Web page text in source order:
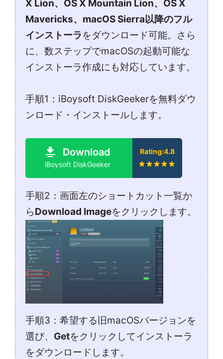
X Lion、OS X Mountain Lion、OS X
Mavericks、macOS Sierra以降のフル
インストーラをダウンロード可能。さら
に、数ステップでmacOSの起動可能な
インストーラ作成にも対応しています。
手順1：iBoysoft DiskGeekerを無料ダウ
ンロード・インストールします。
Download
iBoysoft DiskGeeker
Rating:4.8
手順2：画面左のショートカット一覧か
らDownload Imageをクリックします。
手順3：希望する旧macOSバージョンを
選び、 Getをクリックしてインストーラ
をダウンロードします。